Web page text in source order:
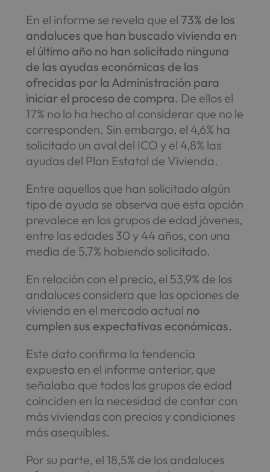
En el informe se revela que el73% de los
andaluces que han buscado vivienda en
el último año no han solicitado ninguna
de las ayudas económicas de las
ofrecidas por la Administración para
iniciar el proceso de compra. De ellos el
17% no lo ha hecho al considerar que no le
corresponden. Sin embargo, el 4,6% ha
solicitado un aval del ICO y el 4,8% las
ayudas del Plan Estatal de Vivienda.
Entre aquellos que han solicitado algún
tipo de ayuda se observa que esta opción
prevalece en los grupos de edad jóvenes,
entre las edades 30 y 44 años, con una
media de 5,7% habiendo solicitado.
En relación con el precio, el 53,9% de los
andaluces considera que las opciones de
vivienda en el mercado actual no
cumplen sus expectativas económicas.
Este dato confirma la tendencia
expuesta en el informe anterior, que
señalaba que todos los grupos de edad
coinciden en la necesidad de contar con
más viviendas con precios y condiciones
más asequibles.
Por su parte, el 18,5% de los andaluces